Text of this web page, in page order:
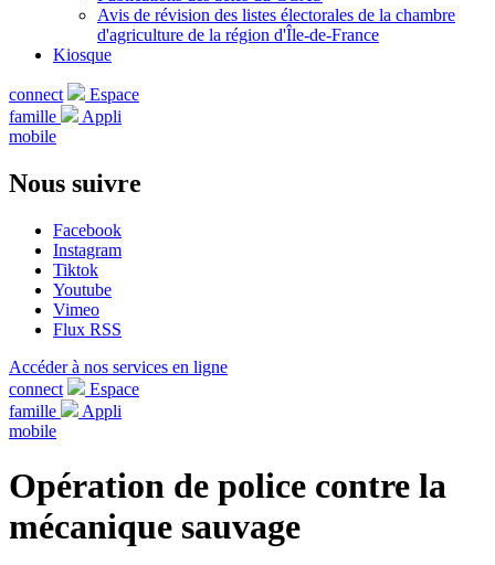
Avis de révision des listes électorales de la chambre
d'agriculture de la région d'Île-de-France
Kiosque
connect
Espace
famille
Appli
mobile
Nous suivre
Facebook
Instagram
Tiktok
Youtube
Vimeo
Flux RSS
Accéder à nos services en ligne
connect
Espace
famille
Appli
mobile
Opération de police contre la
mécanique sauvage